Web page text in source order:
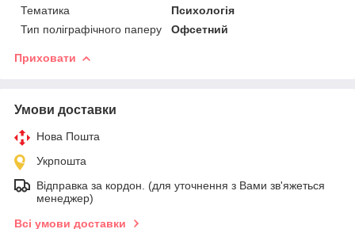
Тематика
Психологія
Тип поліграфічного паперу
Офсетний
Приховати
Умови доставки
Нова Пошта
Укрпошта
Відправка за кордон. (для уточнення з Вами зв'яжеться
менеджер)
Всі умови доставки